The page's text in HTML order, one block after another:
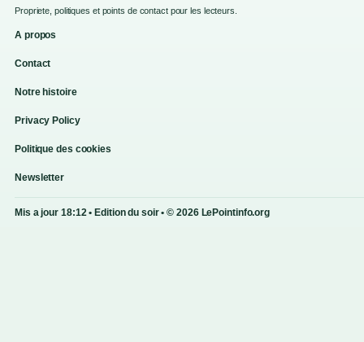
Propriete, politiques et points de contact pour les lecteurs.
A propos
Contact
Notre histoire
Privacy Policy
Politique des cookies
Newsletter
Mis a jour 18:12 • Edition du soir • © 2026 LePointinfo.org